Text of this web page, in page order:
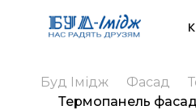
Буд Імідж Фасад
Термопанель